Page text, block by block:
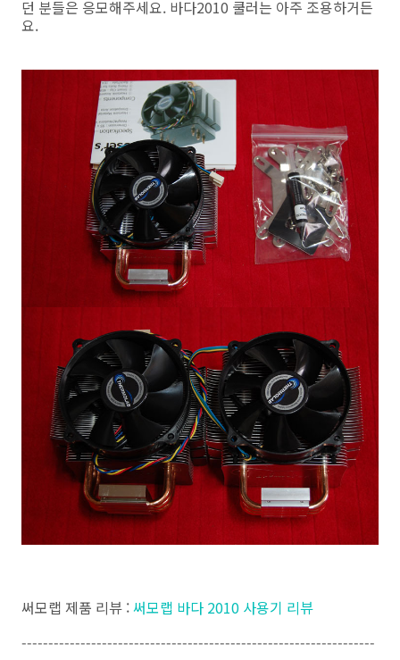
던 분들은 응모해주세요. 바다2010 쿨러는 아주 조용하거든
요.
써모랩 제품 리뷰 :써모랩 바다 2010 사용기 리뷰
------------------------------------------------------------------